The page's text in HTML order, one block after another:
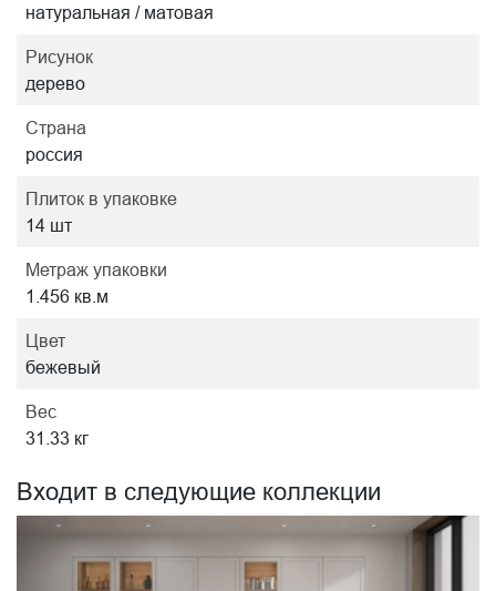
натуральная / матовая
Рисунок
дерево
Страна
россия
Плиток в упаковке
14 шт
Метраж упаковки
1.456 кв.м
Цвет
бежевый
Вес
31.33 кг
Входит в следующие коллекции